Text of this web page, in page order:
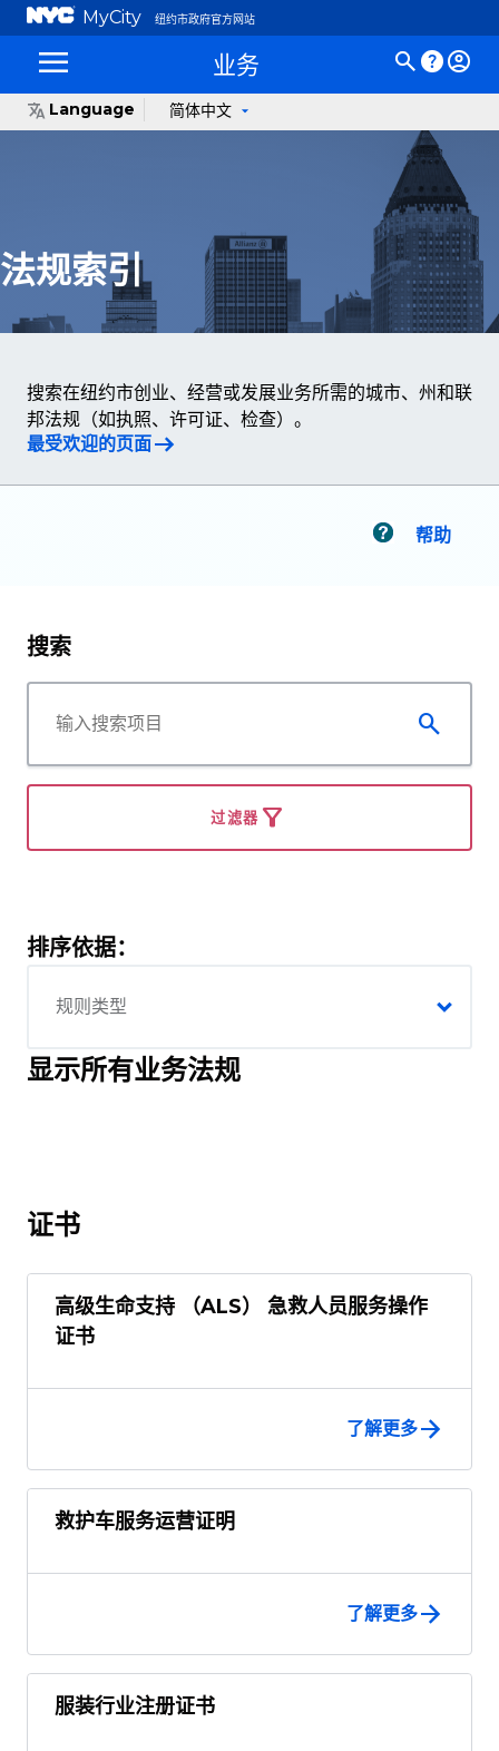
MyCity 纽约市政府官方网站
业务
Language 简体中文
法规索引
搜索在纽约市创业、经营或发展业务所需的城市、州和联
邦法规（如执照、许可证、检查）。
最受欢迎的页面
帮助
搜索
过滤器
排序依据：
显示所有业务法规
证书
高级生命支持 （ALS） 急救人员服务操作
证书
了解更多
救护车服务运营证明
了解更多
服装行业注册证书